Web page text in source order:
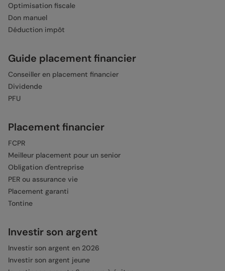
Optimisation fiscale
Don manuel
Déduction impôt
Guide placement financier
Conseiller en placement financier
Dividende
PFU
Placement financier
FCPR
Meilleur placement pour un senior
Obligation d'entreprise
PER ou assurance vie
Placement garanti
Tontine
Investir son argent
Investir son argent en 2026
Investir son argent jeune